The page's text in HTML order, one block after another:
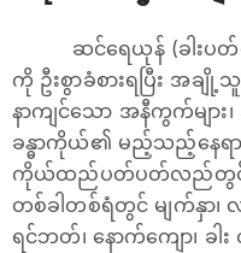
ဆင်ရေယုန် (ခါးပတ်‌
ကို ဦးစွာခံစားရပြီး အခ
နာကျင်သော အနီကွက်မျာ
ခန္ဓာကိုယ်၏ မည့်သည့်နေရာ
ကိုယ်ထည်ပတ်ပတ်လည်တွင် အ
တစ်ခါတစ်ရံတွင် မျက်နှာ၊
ရင်ဘတ်၊ နောက်ကျော၊ ခါ